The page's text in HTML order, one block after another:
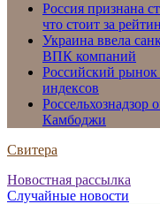
Россия признана
что стоит за
Украина ввела
ВПК компаний
Российский
индексов
Россельхознадзор
Камбоджи
Свитера
Новостная рассылка
Случайные новости